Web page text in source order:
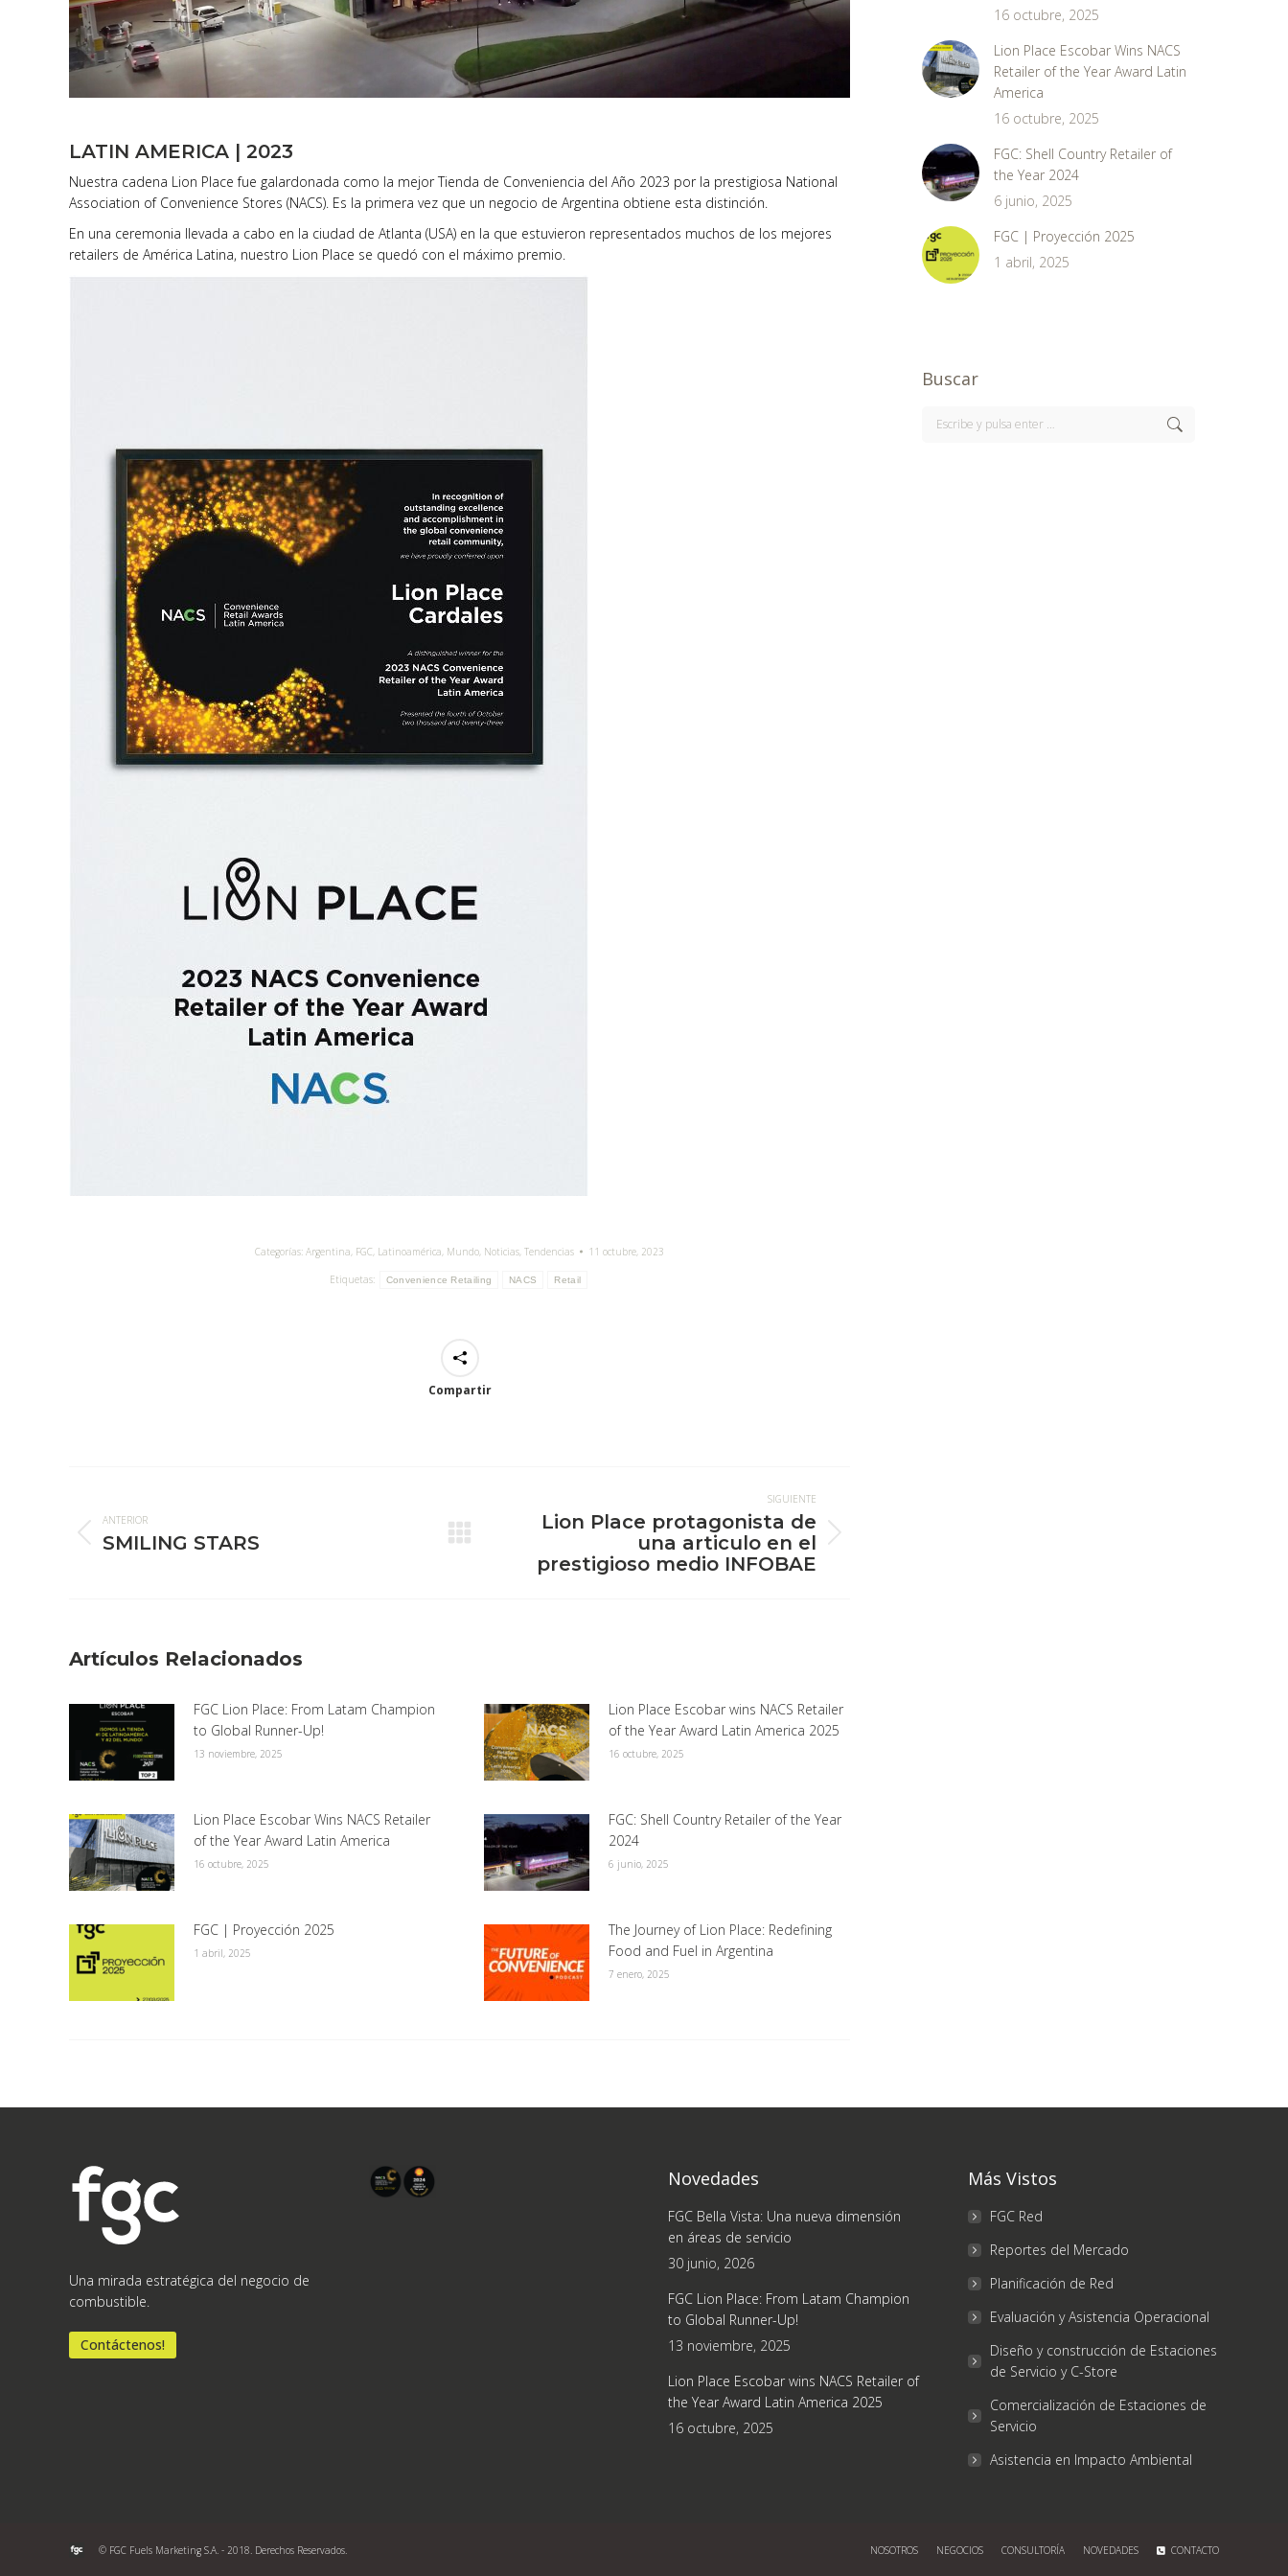
LATIN AMERICA | 2023
Nuestra cadena Lion Place fue galardonada como la mejor Tienda de Conveniencia del Año 2023 por la prestigiosa National
Association of Convenience Stores (NACS). Es la primera vez que un negocio de Argentina obtiene esta distinción.
En una ceremonia llevada a cabo en la ciudad de Atlanta (USA) en la que estuvieron representados muchos de los mejores
retailers de América Latina, nuestro Lion Place se quedó con el máximo premio.
Categorías: Argentina FGC Latinoamérica Mundo Noticias Tendencias 11 octubre, 2023
Etiquetas: Convenience Retailing NACS Retail
Compartir
publicaciones
ANTERIOR
Publicación
SMILING STARS
SIGUIENTE
siguiente:
Lion Place protagonista de
una articulo en el
prestigioso medio INFOBAE
Artículos Relacionados
FGC Lion Place: From Latam Champion
to Global Runner-Up!
13 noviembre, 2025
Lion Place Escobar wins NACS Retailer
of the Year Award Latin America 2025
16 octubre, 2025
Lion Place Escobar Wins NACS Retailer
of the Year Award Latin America
16 octubre, 2025
FGC: Shell Country Retailer of the Year
2024
6 junio, 2025
FGC | Proyección 2025
1 abril, 2025
The Journey of Lion Place: Redefining
Food and Fuel in Argentina
7 enero, 2025
16 octubre, 2025
Lion Place Escobar Wins NACS
Retailer of the Year Award Latin
America
16 octubre, 2025
FGC: Shell Country Retailer of
the Year 2024
6 junio, 2025
FGC | Proyección 2025
1 abril, 2025
Buscar
Buscar:
Una mirada estratégica del negocio de
combustible.
Contáctenos!
Novedades
FGC Bella Vista: Una nueva dimensión
en áreas de servicio
30 junio, 2026
FGC Lion Place: From Latam Champion
to Global Runner-Up!
13 noviembre, 2025
Lion Place Escobar wins NACS Retailer of
the Year Award Latin America 2025
16 octubre, 2025
Más Vistos
FGC Red
Reportes del Mercado
Planificación de Red
Evaluación y Asistencia Operacional
Diseño y construcción de Estaciones
de Servicio y C-Store
Comercialización de Estaciones de
Servicio
Asistencia en Impacto Ambiental
© FGC Fuels Marketing S.A. - 2018. Derechos Reservados. NOSOTROS NEGOCIOS CONSULTORÍA NOVEDADES CONTACTO